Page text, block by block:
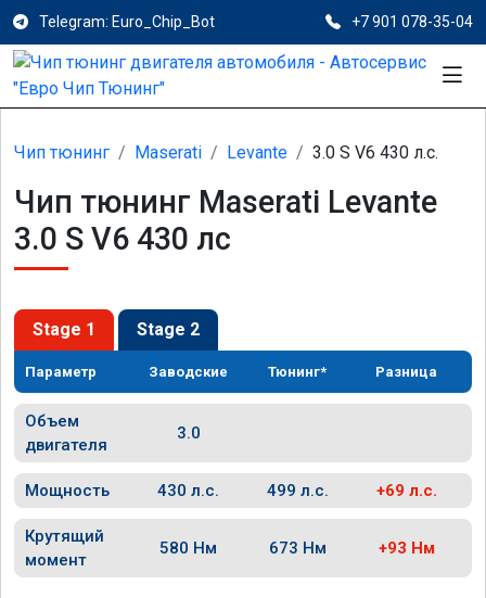
Telegram: Euro_Chip_Bot +7 901 078-35-04
Чип тюнинг Maserati Levante 3.0 S V6 430 л.с.
Чип тюнинг Maserati Levante
3.0 S V6 430 лс
Stage 1 Stage 2
Параметр Заводские Тюнинг* Разница
Объем
двигателя
3.0
Мощность 430 л.с. 499 л.с. +69 л.с.
Крутящий
момент
580 Нм 673 Нм +93 Нм